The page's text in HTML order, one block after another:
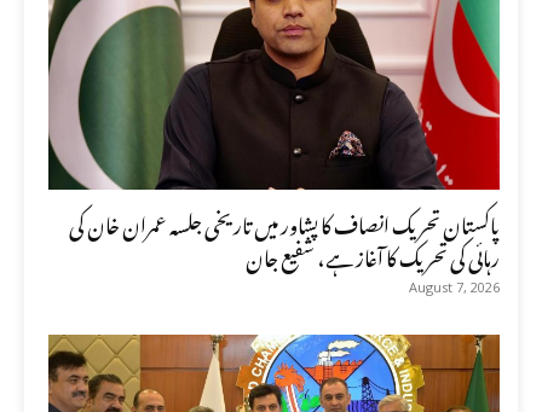
پاکستان تحریک انصاف کا پشاور میں تاریخی جلسہ عمران خان کی
رہائی کی تحریک کا آغاز ہے، شفیع جان
August 7, 2026